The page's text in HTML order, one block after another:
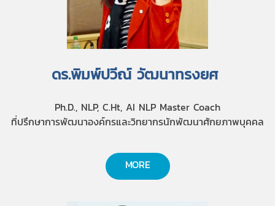
ดร.พิมพ์ปวีณ์ วัฒนาทรงยศ
Ph.D., NLP, C.Ht, AI NLP Master Coach
ที่ปรึกษาการพัฒนาองค์กรและวิทยากรนักพัฒนาศักยภาพบุคคล
MORE